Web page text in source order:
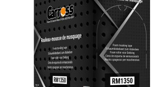
CONSOMMABLE CARROSSERIE
OUTILLAGE CARROSSERIE
ÉQUIPEMENT ATELIER CARROSSERIE
INSTALLATION LABO